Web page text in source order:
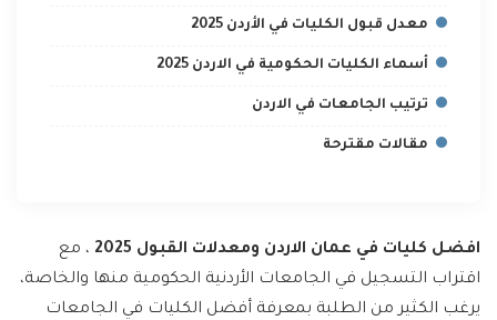
معدل قبول الكليات في الأردن 2025
أسماء الكليات الحكومية في الاردن 2025
ترتيب الجامعات في الاردن
مقالات مقترحة
افضل كليات في عمان الاردن ومعدلات القبول 2025
، مع
اقتراب التسجيل في الجامعات الأردنية الحكومية منها والخاصة،
يرغب الكثير من الطلبة بمعرفة أفضل الكليات في الجامعات